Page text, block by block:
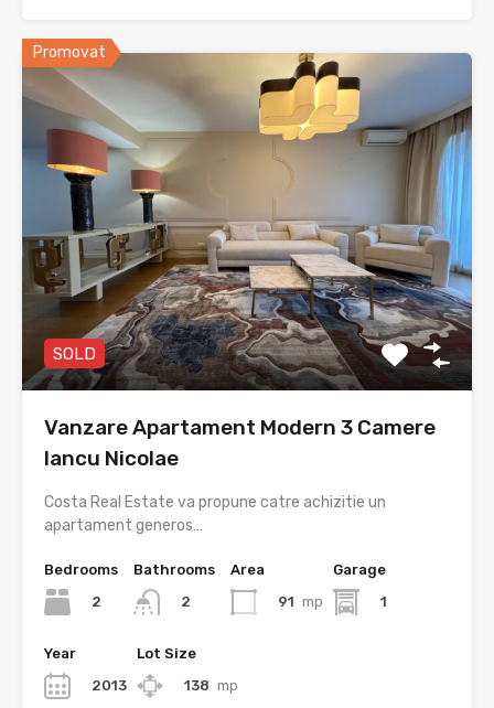
Promovat
SOLD
Vanzare Apartament Modern 3 Camere
Iancu Nicolae
Costa Real Estate va propune catre achizitie un
apartament generos…
Bedrooms
2
Bathrooms
2
Area
91 mp
Garage
1
Year
2013
Lot Size
138 mp